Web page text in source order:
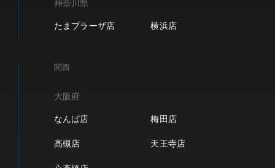
神奈川県
たまプラーザ店 横浜店
関西
大阪府
なんば店 梅田店
高槻店 天王寺店